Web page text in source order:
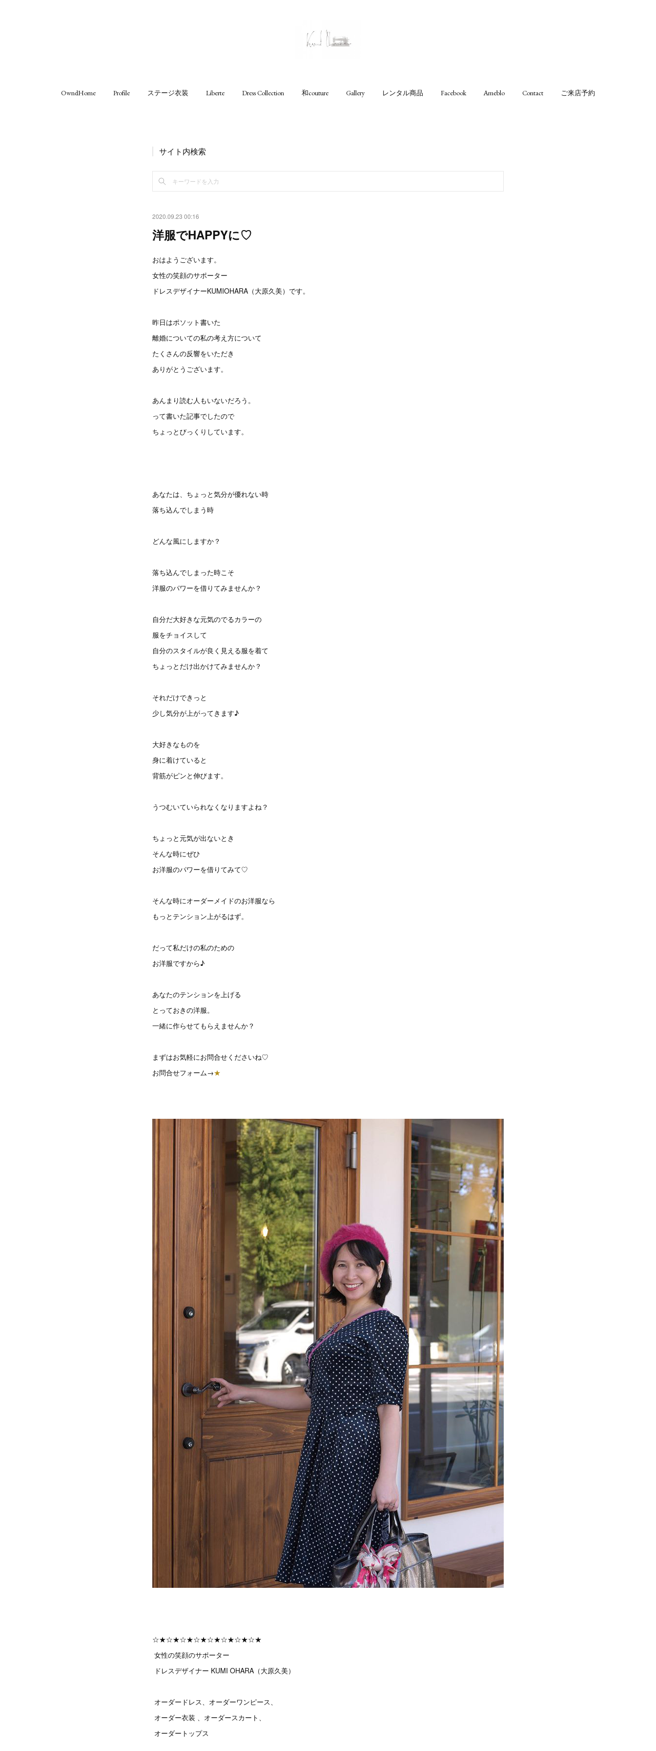
OwndHome Profile ステージ衣装 Liberte Dress Collection 和couture Gallery レンタル商品 Facebook Ameblo Contact ご来店予約
サイト内検索
2020.09.23 00:16
洋服でHAPPYに♡
おはようございます。
女性の笑顔のサポーター
ドレスデザイナーKUMIOHARA（大原久美）です。
昨日はポソット書いた
離婚についての私の考え方について
たくさんの反響をいただき
ありがとうございます。
あんまり読む人もいないだろう。
って書いた記事でしたので
ちょっとびっくりしています。
あなたは、ちょっと気分が優れない時
落ち込んでしまう時
どんな風にしますか？
落ち込んでしまった時こそ
洋服のパワーを借りてみませんか？
自分だ大好きな元気のでるカラーの
服をチョイスして
自分のスタイルが良く見える服を着て
ちょっとだけ出かけてみませんか？
それだけできっと
少し気分が上がってきます♪
大好きなものを
身に着けていると
背筋がピンと伸びます。
うつむいていられなくなりますよね？
ちょっと元気が出ないとき
そんな時にぜひ
お洋服のパワーを借りてみて♡
そんな時にオーダーメイドのお洋服なら
もっとテンション上がるはず。
だって私だけの私のための
お洋服ですから♪
あなたのテンションを上げる
とっておきの洋服。
一緒に作らせてもらえませんか？
まずはお気軽にお問合せくださいね♡
お問合せフォーム→★
☆★☆★☆★☆★☆★☆★☆★☆★
女性の笑顔のサポーター
ドレスデザイナー KUMI OHARA（大原久美）
オーダードレス、オーダーワンピース、
オーダー衣装 、オーダースカート、
オーダートップス